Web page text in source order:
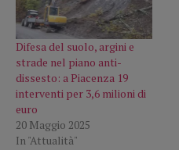
Difesa del suolo, argini e
strade nel piano anti-
dissesto: a Piacenza 19
interventi per 3,6 milioni di
euro
20 Maggio 2025
In "Attualità"